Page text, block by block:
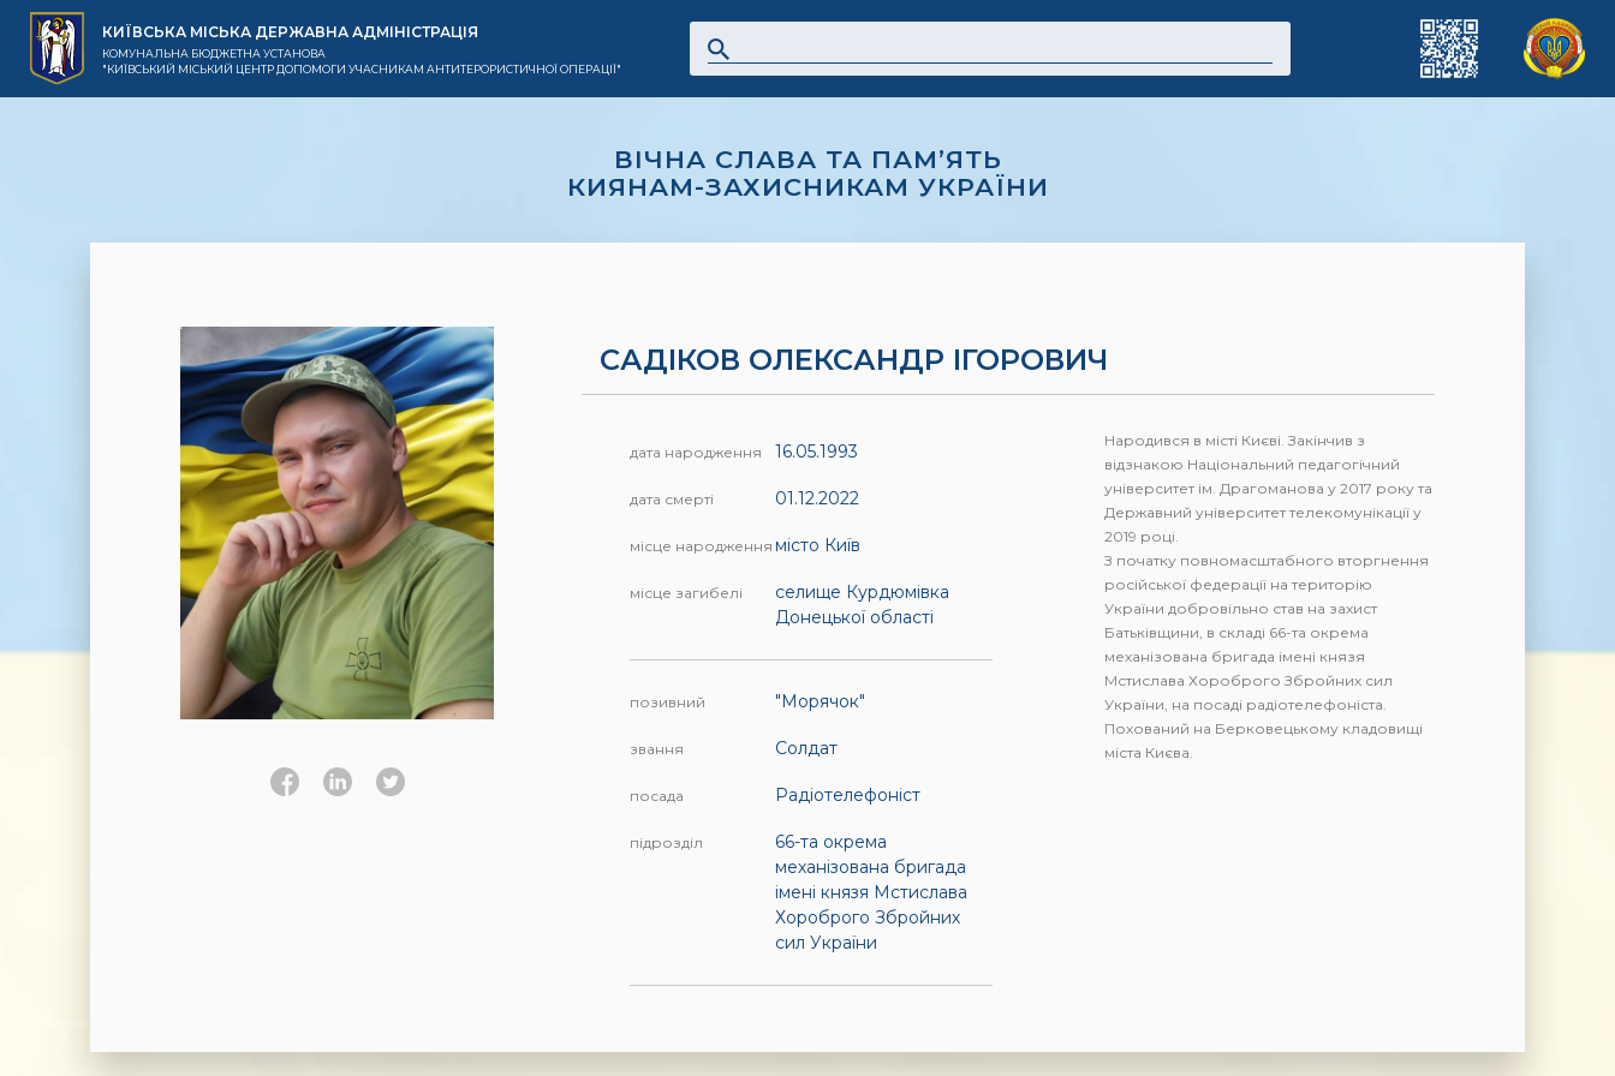
КИЇВСЬКА МІСЬКА ДЕРЖАВНА АДМІНІСТРАЦІЯ
КОМУНАЛЬНА БЮДЖЕТНА УСТАНОВА
"КИЇВСЬКИЙ МІСЬКИЙ ЦЕНТР ДОПОМОГИ УЧАСНИКАМ АНТИТЕРОРИСТИЧНОЇ ОПЕРАЦІЇ"
ВІЧНА СЛАВА ТА ПАМ’ЯТЬ
КИЯНАМ-ЗАХИСНИКАМ УКРАЇНИ
САДІКОВ ОЛЕКСАНДР ІГОРОВИЧ
дата народження 16.05.1993
дата смерті 01.12.2022
місце народження місто Київ
місце загибелі
селище Курдюмівка
Донецької області
позивний "Морячок"
звання Солдат
посада Радіотелефоніст
підрозділ
66-та окрема
механізована бригада
імені князя Мстислава
Хороброго Збройних
сил України
Народився в місті Києві. Закінчив з
відзнакою Національний педагогічний
університет ім. Драгоманова у 2017 року та
Державний університет телекомунікації у
2019 році.
З початку повномасштабного вторгнення
російської федерації на територію
України добровільно став на захист
Батьківщини, в складі 66-та окрема
механізована бригада імені князя
Мстислава Хороброго Збройних сил
України, на посаді радіотелефоніста.
Похований на Берковецькому кладовищі
міста Києва.